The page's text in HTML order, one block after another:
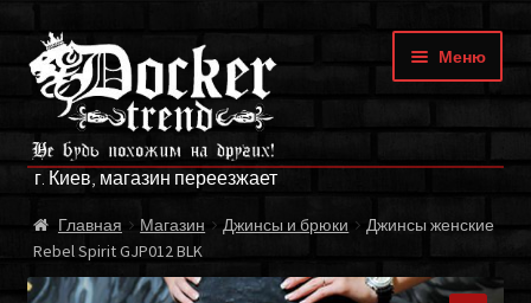
Перейти
к
навигации
Перейти
к
содержимому
г. Киев, магазин переезжает
Меню
ГЛАВНАЯ
МАГАЗИН
БРЕНДЫ
Главная Магазин Джинсы и брюки
Джинсы женские
Rebel Spirit GJP012 BLK